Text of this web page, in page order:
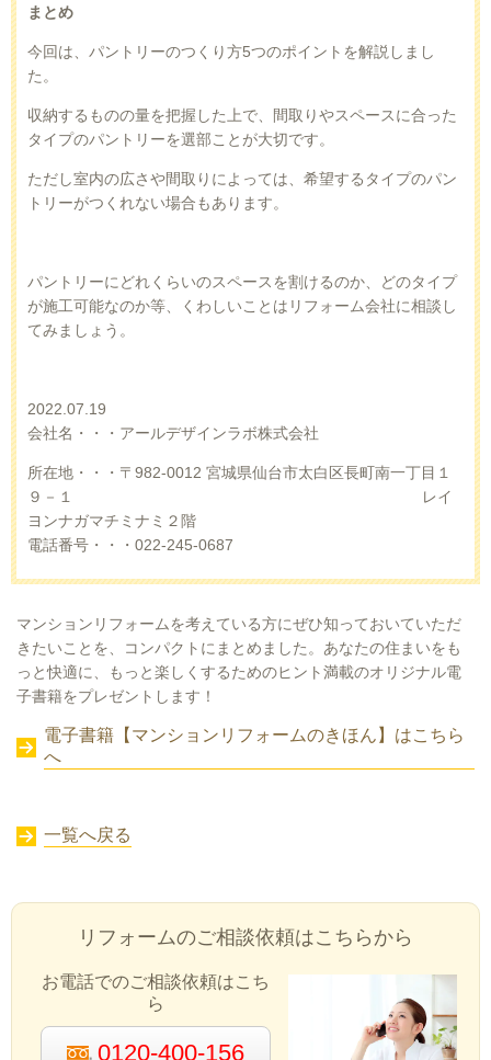
まとめ
今回は、パントリーのつくり方5つのポイントを解説しまし
た。
収納するものの量を把握した上で、間取りやスペースに合った
タイプのパントリーを選部ことが大切です。
ただし室内の広さや間取りによっては、希望するタイプのパン
トリーがつくれない場合もあります。
パントリーにどれくらいのスペースを割けるのか、どのタイプ
が施工可能なのか等、くわしいことはリフォーム会社に相談し
てみましょう。
2022.07.19
会社名・・・アールデザインラボ株式会社
所在地・・・〒982-0012 宮城県仙台市太白区長町南一丁目１
９－１
​ レイ
ヨンナガマチミナミ２階
電話番号・・・022-245-0687
マンションリフォームを考えている方にぜひ知っておいていただ
きたいことを、コンパクトにまとめました。あなたの住まいをも
っと快適に、もっと楽しくするためのヒント満載のオリジナル電
子書籍をプレゼントします！
電子書籍【マンションリフォームのきほん】はこちら
へ
一覧へ戻る
リフォームのご相談依頼はこちらから
お電話でのご相談依頼はこち
ら
0120-400-156